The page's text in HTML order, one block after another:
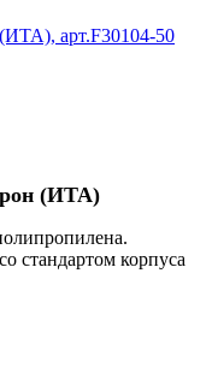
(ИТА)
стандартом корпуса